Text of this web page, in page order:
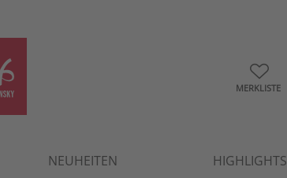
MERKLISTE
NEUHEITEN HIGHLIGHTS